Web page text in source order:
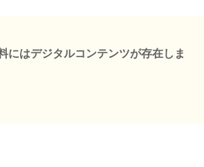
にはデジタルコンテンツが存在しま